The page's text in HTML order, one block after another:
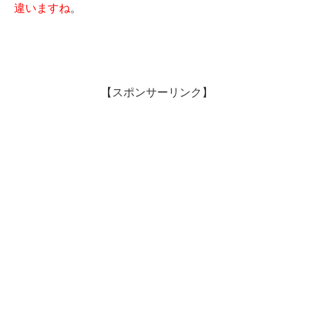
違いますね。
【スポンサーリンク】